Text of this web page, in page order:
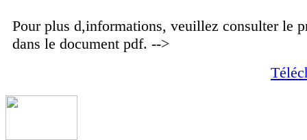
Pour plus d,informations, veuillez consulter le
dans le document pdf. -->